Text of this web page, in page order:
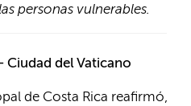
personas vulnerables.
Ciudad del Vaticano
de Costa Rica reafirmó,